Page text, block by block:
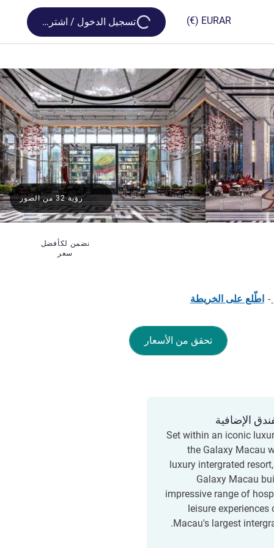
AR
EUR
(€)
Loading...
تسجيل الدخول / اشترك
نضمن لكأفضل
سعر
رؤية 32 من الصور
- اطّلع على الخريطة
تحقق من الأسعار
الإضافية
Set within an iconic
the Galaxy Macau
luxury intergrated
Galaxy Macau
impressive range of
leisure experiences
Macau's largest